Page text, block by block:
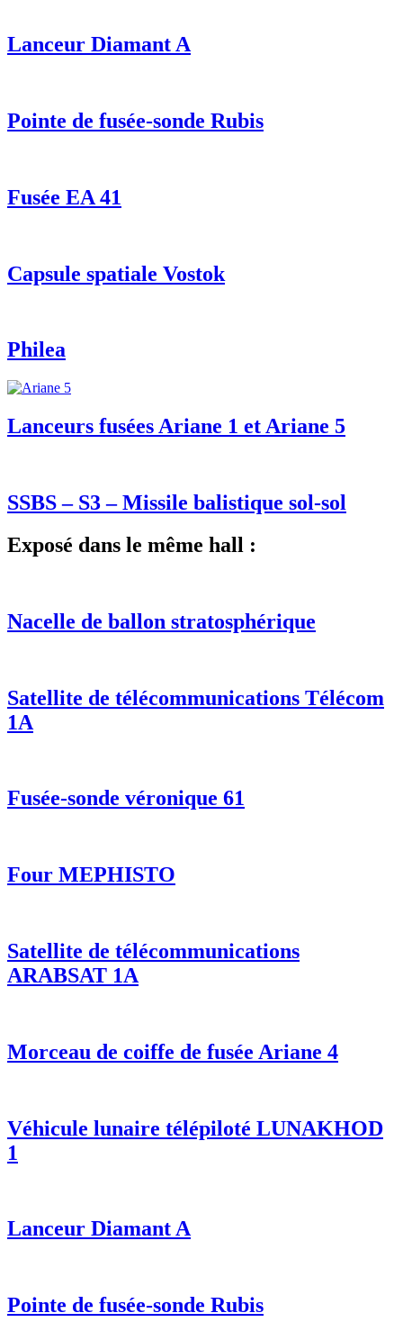
Lanceur Diamant A
Pointe de fusée-sonde Rubis
Fusée EA 41
Capsule spatiale Vostok
Philea
Lanceurs fusées Ariane 1 et Ariane 5
SSBS – S3 – Missile balistique sol-sol
Exposé dans le même hall :
Nacelle de ballon stratosphérique
Satellite de télécommunications Télécom
1A
Fusée-sonde véronique 61
Four MEPHISTO
Satellite de télécommunications
ARABSAT 1A
Morceau de coiffe de fusée Ariane 4
Véhicule lunaire télépiloté LUNAKHOD
1
Lanceur Diamant A
Pointe de fusée-sonde Rubis